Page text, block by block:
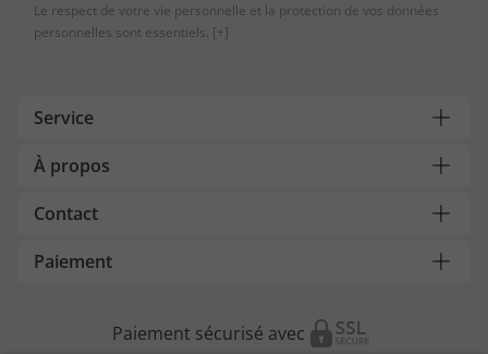
Le respect de votre vie personnelle et la protection de vos données
personnelles sont essentiels. [+]
Service
À propos
Contact
Paiement
Paiement sécurisé avec